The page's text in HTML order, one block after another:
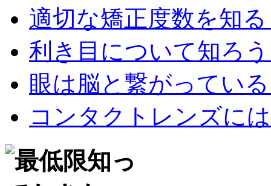
適切な矯正度数を知
利き目について知ろ
眼は脳と繋がってい
コンタクトレンズに